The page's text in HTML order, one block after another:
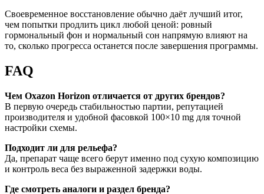
Своевременное восстановление обычно даёт лучший итог,
чем попытки продлить цикл любой ценой: ровный
гормональный фон и нормальный сон напрямую влияют на
то, сколько прогресса останется после завершения программы.
FAQ
Чем Oxazon Horizon отличается от других брендов?
В первую очередь стабильностью партии, репутацией
производителя и удобной фасовкой 100×10 mg для точной
настройки схемы.
Подходит ли для рельефа?
Да, препарат чаще всего берут именно под сухую композицию
и контроль веса без выраженной задержки воды.
Где смотреть аналоги и раздел бренда?